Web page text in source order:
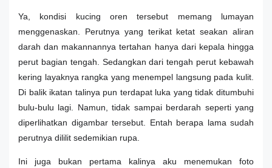
Ya, kondisi kucing oren tersebut memang lumayan
menggenaskan. Perutnya yang terikat ketat seakan aliran
darah dan makannannya tertahan hanya dari kepala hingga
perut bagian tengah. Sedangkan dari tengah perut kebawah
kering layaknya rangka yang menempel langsung pada kulit.
Di balik ikatan talinya pun terdapat luka yang tidak ditumbuhi
bulu-bulu lagi. Namun, tidak sampai berdarah seperti yang
diperlihatkan digambar tersebut. Entah berapa lama sudah
perutnya dililit sedemikian rupa.
Ini juga bukan pertama kalinya aku menemukan foto